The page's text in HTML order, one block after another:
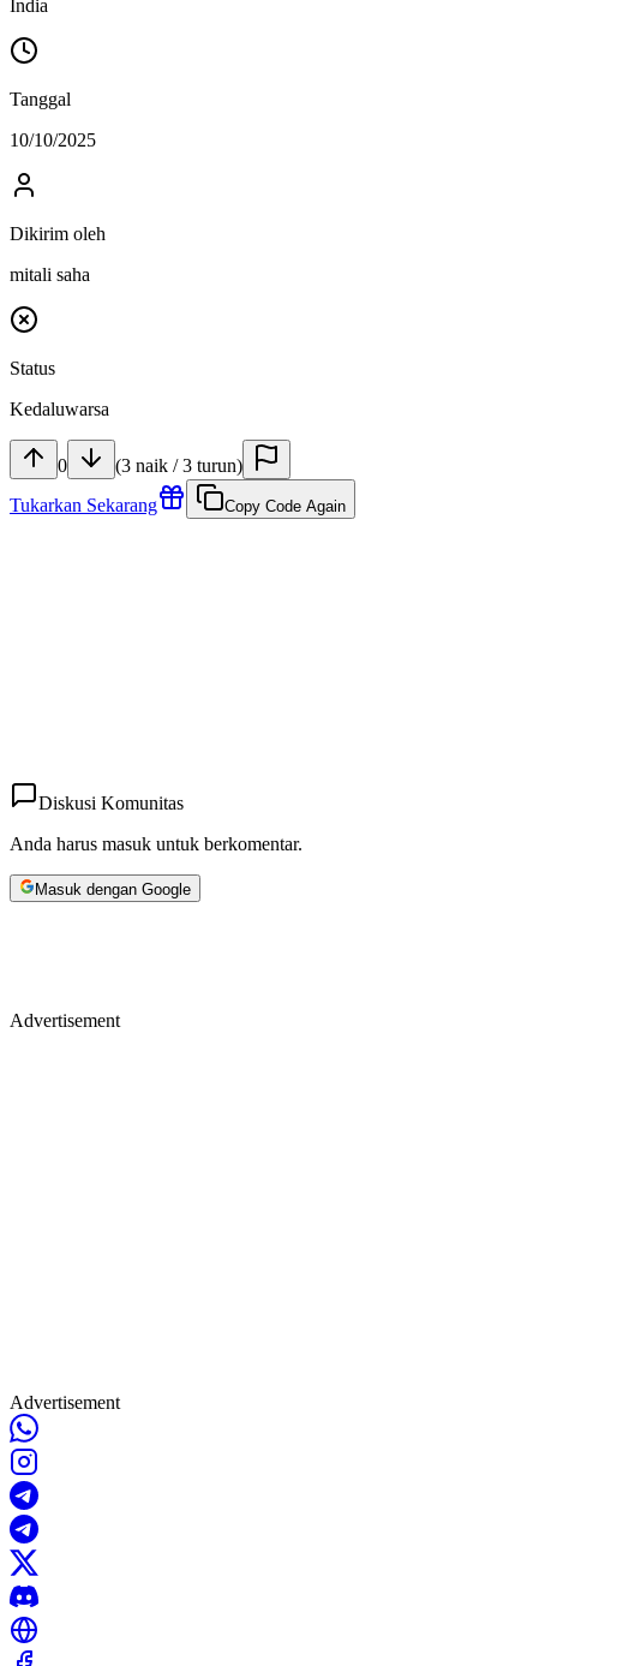
India
Tanggal
10/10/2025
Dikirim oleh
mitali saha
Status
Kedaluwarsa
0 (3 naik /3 turun)
Tukarkan Sekarang
Copy Code Again
Diskusi Komunitas
Anda harus masuk untuk berkomentar.
Masuk dengan Google
Advertisement
Advertisement